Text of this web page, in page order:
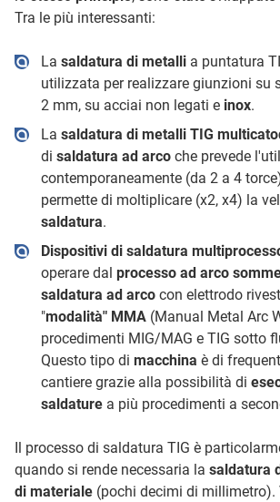
Tra le più interessanti:
La saldatura di metallia puntatura
utilizzata per realizzare giunzioni su
2 mm, su acciai non legati e inox.
La saldatura di metalli TIG
di saldatura ad arcoche prevede
contemporaneamente (da 2 a 4
permette di moltiplicare (x2, x4) la
saldatura.
Dispositivi di saldatura
operare dal processo ad arco
saldatura ad arcocon elettrodo
"modalità" MMA(Manual Metal Arc
procedimenti MIG/MAG e TIG sotto
Questo tipo di macchina è di
cantiere grazie alla possibilità di
saldaturea più procedimenti a
Il processo di saldatura TIG è
quando si rende necessaria la saldatura
di materiale (pochi decimi di millimetro).